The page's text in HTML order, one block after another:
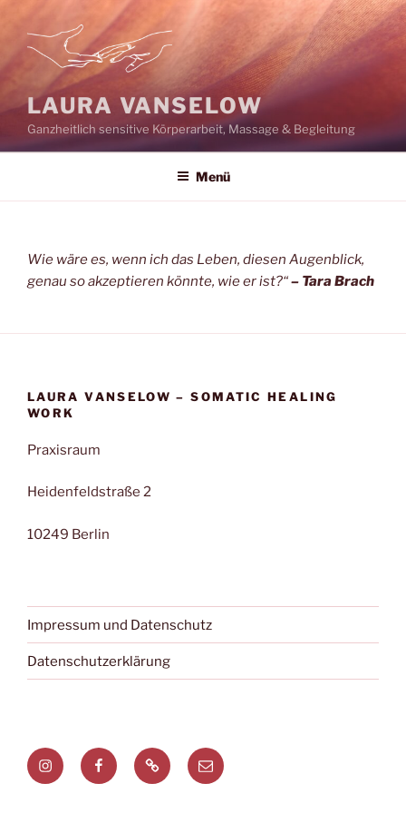
Inhalt
springen
LAURA VANSELOW
Ganzheitlich sensitive Körperarbeit, Massage & Begleitung
Menü
Wie wäre es, wenn ich das Leben, diesen Augenblick,
genau so akzeptieren könnte, wie er ist?“– Tara Brach
LAURA VANSELOW – SOMATIC HEALING
WORK
Praxisraum
Heidenfeldstraße 2
10249 Berlin
Impressum und Datenschutz
Datenschutzerklärung
InstagramFacebookTreatwellMail